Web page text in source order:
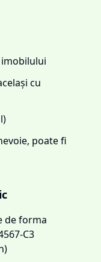
cu
poate fi
de forma
C3